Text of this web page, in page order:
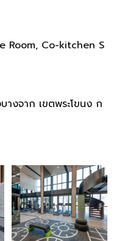
Room, Co-kitchen S
างจาก เขตพระโขนง ก